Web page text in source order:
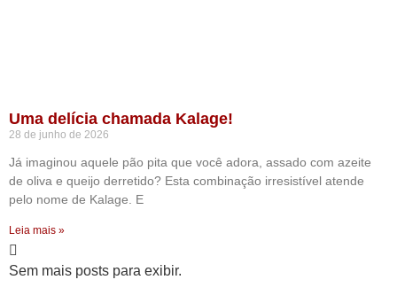
Uma delícia chamada Kalage!
28 de junho de 2026
Já imaginou aquele pão pita que você adora, assado com azeite
de oliva e queijo derretido? Esta combinação irresistível atende
pelo nome de Kalage. E
Leia mais »
Sem mais posts para exibir.